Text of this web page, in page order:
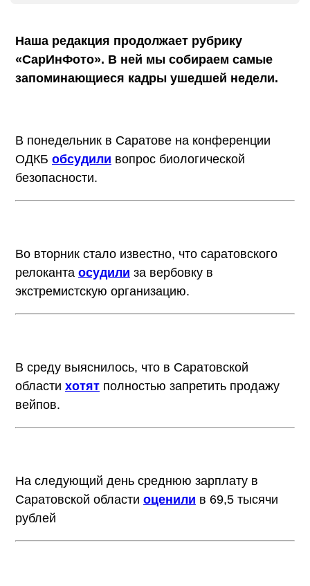
Наша редакция продолжает рубрику
«СарИнФото». В ней мы собираем самые
запоминающиеся кадры ушедшей недели.
В понедельник в Саратове на конференции
ОДКБ обсудили вопрос биологической
безопасности.
Во вторник стало известно, что саратовского
релоканта осудили за вербовку в
экстремистскую организацию.
В среду выяснилось, что в Саратовской
области хотят полностью запретить продажу
вейпов.
На следующий день среднюю зарплату в
Саратовской области оценили в 69,5 тысячи
рублей